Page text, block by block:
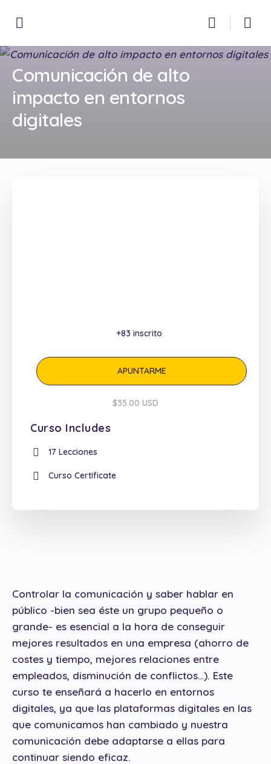
Comunicación de alto
impacto en entornos
digitales
Controlar la comunicación y saber hablar en
público -bien sea éste un grupo pequeño o
grande- es esencial a la hora de conseguir
mejores resultados en una empresa (ahorro de
costes y tiempo, mejores relaciones entre
empleados, disminución de conflictos…). Este
curso te enseñará a hacerlo en entornos
digitales, ya que las plataformas digitales en las
que comunicamos han cambiado y nuestra
comunicación debe adaptarse a ellas para
continuar siendo eficaz.
+83 inscrito
APUNTARME
$35.00 USD
Curso Includes
17 Lecciones
Curso Certificate